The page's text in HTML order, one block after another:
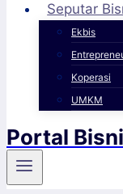
Seputar
Ekbis
Koperasi
UMKM
Portal